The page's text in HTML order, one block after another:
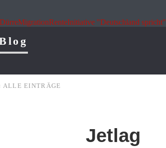
MigrationRenteInitiative "Deutschland spricht"
ALLE EINTRÄGE
Jetlag